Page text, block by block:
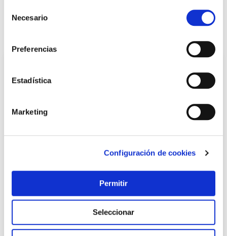
Necesario
Preferencias
Estadística
Marketing
Configuración de cookies
Permitir
Seleccionar
51,50 €